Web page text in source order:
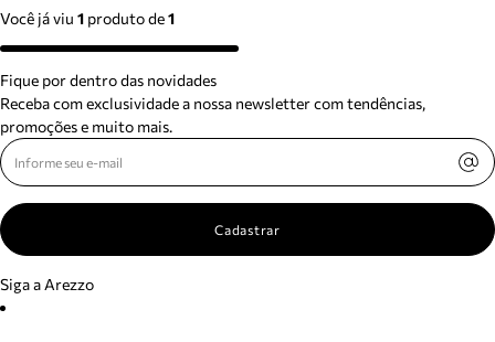
Você já viu 1 produtode1
Fique por dentro das novidades
Receba com exclusividade a nossa newsletter com tendências,
promoções e muito mais.
Cadastrar
Siga a Arezzo